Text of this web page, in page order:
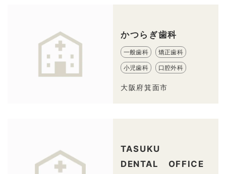
かつらぎ歯科
一般歯科 矯正歯科
小児歯科 口腔外科
大阪府箕面市
TASUKU
DENTAL OFFICE